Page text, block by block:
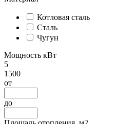
Котловая сталь
Сталь
Чугун
Мощность кВт
5
1500
от
до